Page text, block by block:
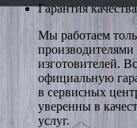
Гарантия
Мы работаем
изготовителей.
официальную
в сервисных
уверенны в
услуг.